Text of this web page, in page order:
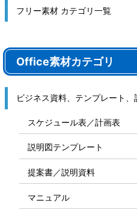
フリー素材 カテゴリ一覧
Office素材カテゴリ
ビジネス資料、テンプレート、
スケジュール表／計画表
説明図テンプレート
提案書／説明資料
マニュアル